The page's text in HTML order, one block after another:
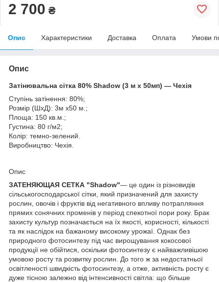
2 700 ₴
Опис Характеристики Доставка Оплата Умови
Опис
Затінювальна сітка 80% Shadow (3 м х 50мп) — Чехія
Ступінь затінення: 80%;
Розмір (ШхД): 3м х50 м.;
Площа: 150 кв.м.;
Густина: 80 г/м2;
Колір: темно-зелений.
Виробництво: Чехія.
Опис
ЗАТЕНЯЮЩАЯ СЕТКА "Shadow"— це один із різновидів
сільськогосподарської сітки, який призначений для захисту
рослин, овочів і фруктів від негативного впливу потрапляння
прямих сонячних променів у період спекотної пори року. Брак
захисту культур позначається на їх якості, корисності, кількості
та як наслідок на бажаному високому урожаї. Однак без
природного фотосинтезу під час вирощування кокосової
продукції не обійтися, оскільки фотосинтезу є найважливішою
умовою росту та розвитку рослин. До того ж за недостатньої
освітленості швидкість фотосинтезу, а отже, активність росту є
дуже тісною залежно від інтенсивності світла: що більше